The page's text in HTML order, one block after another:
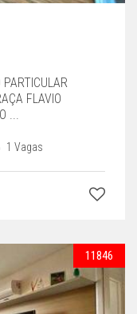
PARTICULAR
FLAVIO
...
1 Vagas
11846